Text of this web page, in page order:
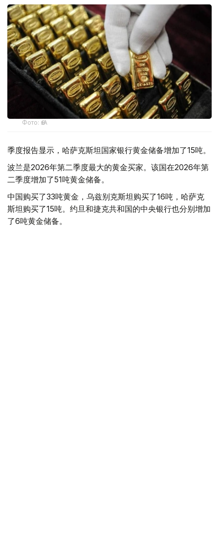
Фото: ӨзА
季度报告显示，哈萨克斯坦国家银行黄金储备增加了15吨。
波兰是2026年第二季度最大的黄金买家。该国在2026年第
二季度增加了51吨黄金储备。
中国购买了33吨黄金，乌兹别克斯坦购买了16吨，哈萨克
斯坦购买了15吨。约旦和捷克共和国的中央银行也分别增加
了6吨黄金储备。